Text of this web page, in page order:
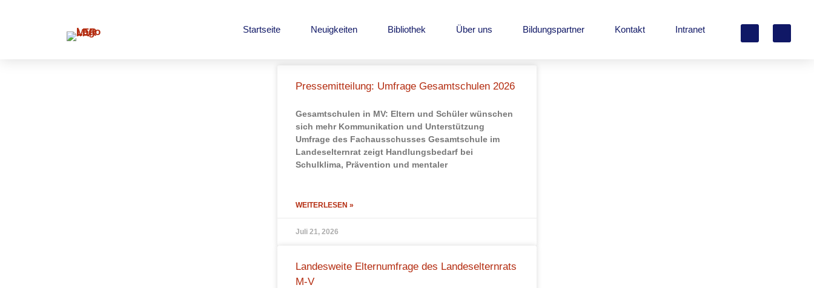
Startseite Neuigkeiten Bibliothek Über uns Bildungspartner Kontakt Intranet
Pressemitteilung: Umfrage Gesamtschulen 2026
Gesamtschulen in MV: Eltern und Schüler wünschen
sich mehr Kommunikation und Unterstützung
Umfrage des Fachausschusses Gesamtschule im
Landeselternrat zeigt Handlungsbedarf bei
Schulklima, Prävention und mentaler
WEITERLESEN »
Juli 21, 2026
Landesweite Elternumfrage des Landeselternrats
M-V